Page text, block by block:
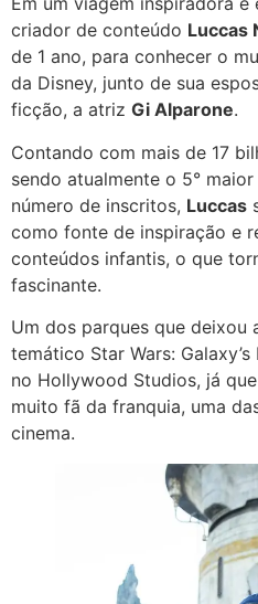
criador de conteúdo Luccas
de 1 ano, para conhecer o
da Disney, junto de sua
ficção, a atriz Gi Alparone.
Contando com mais de 17
sendo atualmente o 5°
número de inscritos, Luccas
como fonte de inspiração e
conteúdos infantis, o que
fascinante.
Um dos parques que deixou
temático Star Wars: Galaxy’s
no Hollywood Studios, já
muito fã da franquia, uma
cinema.